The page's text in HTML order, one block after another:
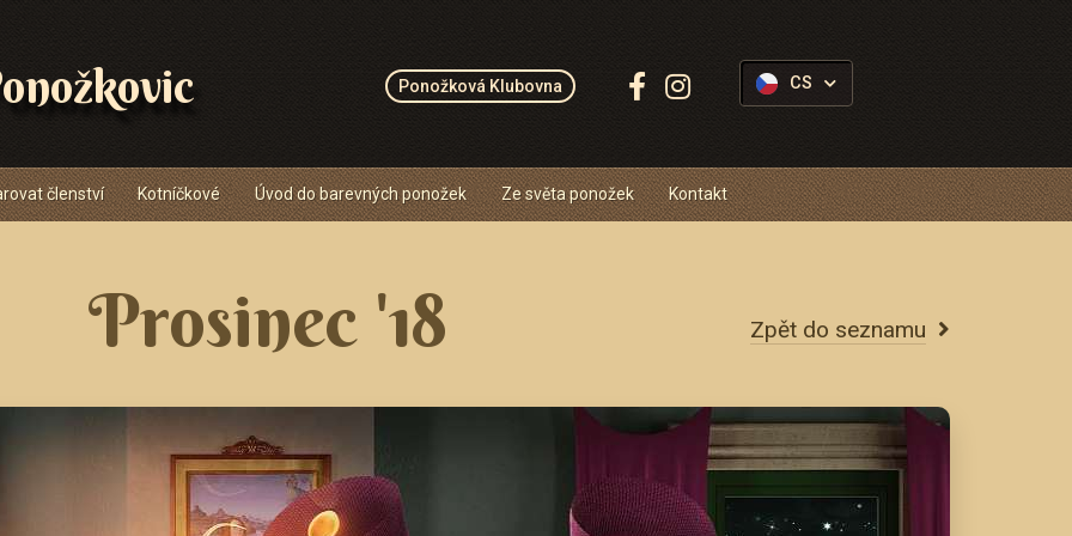
Ponožková Klubovna
Sledujte
CS
členství Kotníčkové Úvod do barevných ponožek Ze světa ponožek Kontakt
Prosinec '18 Zpět do seznamu